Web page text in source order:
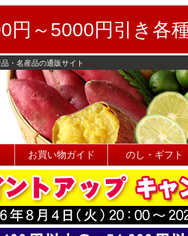
～5000円引き各
・名産品の通販サイト
お買い物ガイド のし・ギフト